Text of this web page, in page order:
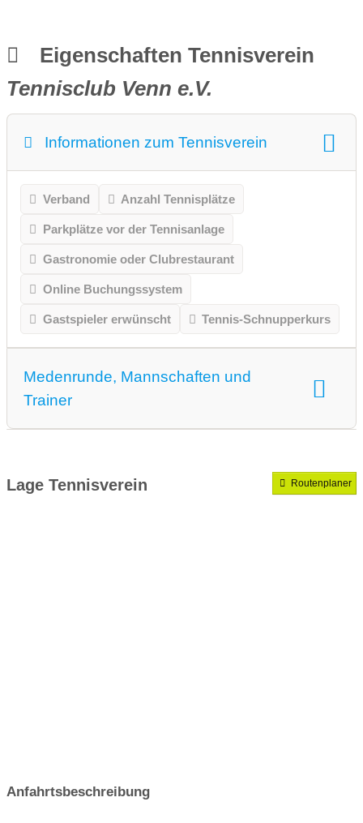
Eigenschaften Tennisverein
Tennisclub Venn e.V.
Informationen zum Tennisverein
Verband Anzahl Tennisplätze
Parkplätze vor der Tennisanlage
Gastronomie oder Clubrestaurant
Online Buchungssystem
Gastspieler erwünscht Tennis-Schnupperkurs
Medenrunde, Mannschaften und
Trainer
Lage Tennisverein Routenplaner
Anfahrtsbeschreibung